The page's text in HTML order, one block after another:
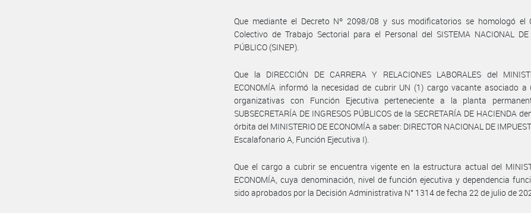
Que mediante el Decreto Nº 2098/08 y sus modificatorios se homologó el
Colectivo de Trabajo Sectorial para el Personal del SISTEMA NACIONAL DE
PÚBLICO (SINEP).
Que la DIRECCIÓN DE CARRERA Y RELACIONES LABORALES del
ECONOMÍA informó la necesidad de cubrir UN (1) cargo vacante asociado a
organizativas con Función Ejecutiva perteneciente a la planta
SUBSECRETARÍA DE INGRESOS PÚBLICOS de la SECRETARÍA DE HACIENDA
órbita del MINISTERIO DE ECONOMÍA a saber: DIRECTOR NACIONAL DE
Escalafonario A, Función Ejecutiva I).
Que el cargo a cubrir se encuentra vigente en la estructura actual del
ECONOMÍA, cuya denominación, nivel de función ejecutiva y dependencia
sido aprobados por la Decisión Administrativa N° 1314 de fecha 22 de julio de